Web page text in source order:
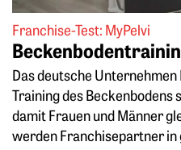
Franchise-Test: MyPelvi
Das deutsche
Training des
damit Frauen und Männer
werden Franchisepartner in